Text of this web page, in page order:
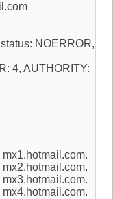
NOERROR,
4, AUTHORITY: